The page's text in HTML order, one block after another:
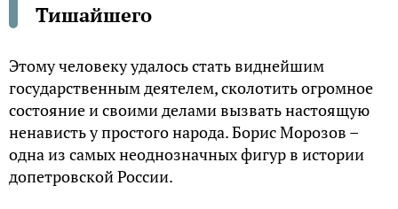
Тишайшего
Этому человеку удалось стать виднейшим
государственным деятелем, сколотить огромное
состояние и своими делами вызвать настоящую
ненависть у простого народа. Борис Морозов –
одна из самых неоднозначных фигур в истории
допетровской России.